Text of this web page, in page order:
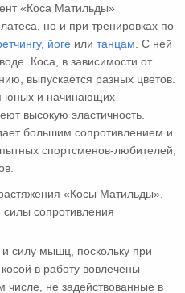
«Коса Матильды»
но и при тренировках по
, йоге или танцам . С ней
Коса, в зависимости от
выпускается разных цветов.
юных и начинающих
высокую эластичность.
большим сопротивлением и
спортсменов-любителей,
«Косы Матильды»,
сопротивления
силу мышц, поскольку при
в работу вовлечены
не задействованные в